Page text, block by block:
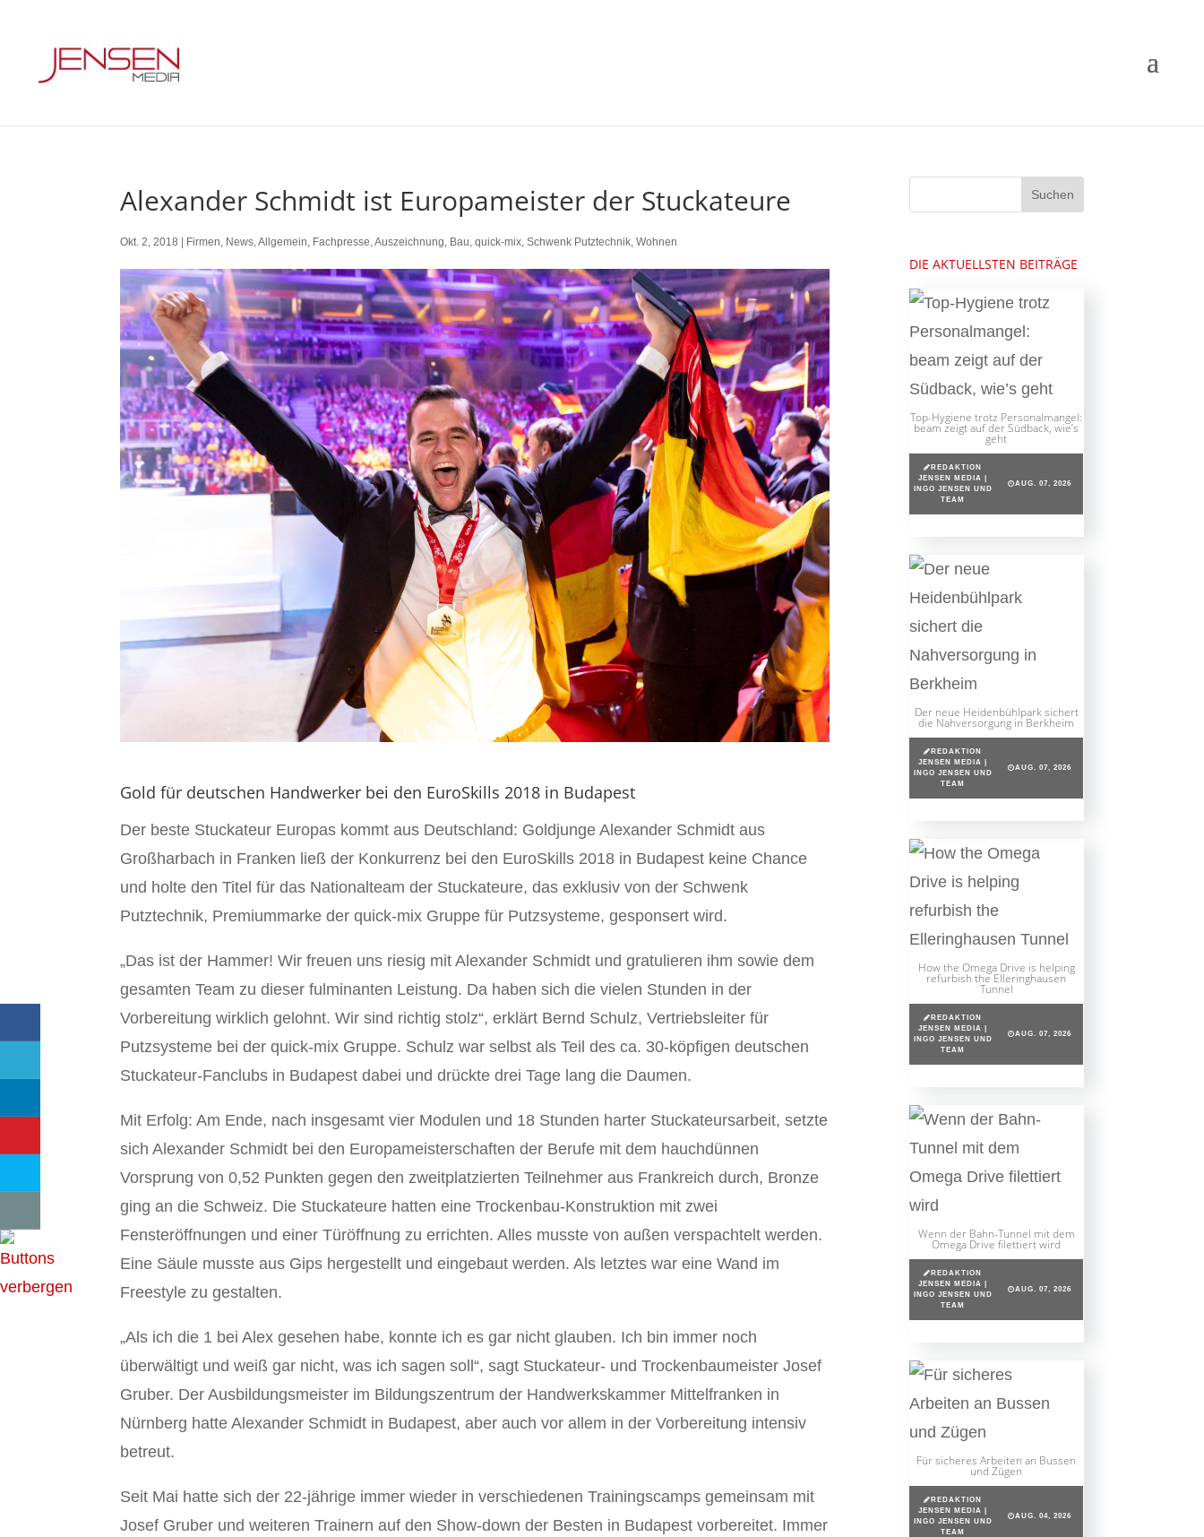
Alexander Schmidt ist Europameister der Stuckateure
Okt. 2, 2018 Firmen, News,Allgemein, Fachpresse,Auszeichnung, Bau,quick-mix,Schwenk Putztechnik,Wohnen
Gold für deutschen Handwerker bei den EuroSkills 2018 in Budapest
Der beste Stuckateur Europas kommt aus Deutschland: Goldjunge Alexander Schmidt aus
Großharbach in Franken ließ der Konkurrenz bei den EuroSkills 2018 in Budapest keine Chance
und holte den Titel für das Nationalteam der Stuckateure, das exklusiv von der Schwenk
Putztechnik, Premiummarke der quick-mix Gruppe für Putzsysteme, gesponsert wird.
„Das ist der Hammer! Wir freuen uns riesig mit Alexander Schmidt und gratulieren ihm sowie dem
gesamten Team zu dieser fulminanten Leistung. Da haben sich die vielen Stunden in der
Vorbereitung wirklich gelohnt. Wir sind richtig stolz“, erklärt Bernd Schulz, Vertriebsleiter für
Putzsysteme bei der quick-mix Gruppe. Schulz war selbst als Teil des ca. 30-köpfigen deutschen
Stuckateur-Fanclubs in Budapest dabei und drückte drei Tage lang die Daumen.
Mit Erfolg: Am Ende, nach insgesamt vier Modulen und 18 Stunden harter Stuckateursarbeit, setzte
sich Alexander Schmidt bei den Europameisterschaften der Berufe mit dem hauchdünnen
Vorsprung von 0,52 Punkten gegen den zweitplatzierten Teilnehmer aus Frankreich durch, Bronze
ging an die Schweiz. Die Stuckateure hatten eine Trockenbau-Konstruktion mit zwei
Fensteröffnungen und einer Türöffnung zu errichten. Alles musste von außen verspachtelt werden.
Eine Säule musste aus Gips hergestellt und eingebaut werden. Als letztes war eine Wand im
Freestyle zu gestalten.
„Als ich die 1 bei Alex gesehen habe, konnte ich es gar nicht glauben. Ich bin immer noch
überwältigt und weiß gar nicht, was ich sagen soll“, sagt Stuckateur- und Trockenbaumeister Josef
Gruber. Der Ausbildungsmeister im Bildungszentrum der Handwerkskammer Mittelfranken in
Nürnberg hatte Alexander Schmidt in Budapest, aber auch vor allem in der Vorbereitung intensiv
betreut.
Seit Mai hatte sich der 22-jährige immer wieder in verschiedenen Trainingscamps gemeinsam mit
Josef Gruber und weiteren Trainern auf den Show-down der Besten in Budapest vorbereitet. Immer
DIE AKTUELLSTEN BEITRÄGE
Top-Hygiene trotz Personalmangel:
beam zeigt auf der Südback, wie’s
geht
REDAKTION
JENSEN MEDIA |
INGO JENSEN UND
TEAM
AUG. 07, 2026
Der neue Heidenbühlpark sichert
die Nahversorgung in Berkheim
REDAKTION
JENSEN MEDIA |
INGO JENSEN UND
TEAM
AUG. 07, 2026
How the Omega Drive is helping
refurbish the Elleringhausen
Tunnel
REDAKTION
JENSEN MEDIA |
INGO JENSEN UND
TEAM
AUG. 07, 2026
Wenn der Bahn-Tunnel mit dem
Omega Drive filettiert wird
REDAKTION
JENSEN MEDIA |
INGO JENSEN UND
TEAM
AUG. 07, 2026
Für sicheres Arbeiten an Bussen
und Zügen
REDAKTION
JENSEN MEDIA |
INGO JENSEN UND
TEAM
AUG. 04, 2026